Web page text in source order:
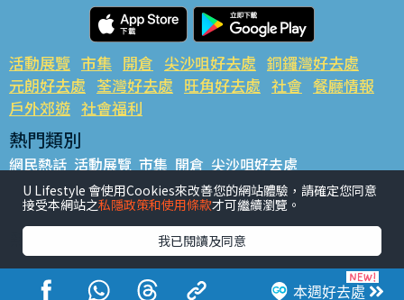
本週好去處
活動展覽 市集 開倉 尖沙咀好去處 銅鑼灣好去處
元朗好去處 荃灣好去處 旺角好去處 社會 餐廳情報
戶外郊遊 社會福利
熱門類別
網民熱話 活動展覽 市集 開倉 尖沙咀好去處
銅鑼灣好去處 元朗好去處 荃灣好去處 旺角好去處 社會
餐廳情報 戶外郊遊
熱門標籤
#UGO搵好去處 #人氣活動推介 #美食社群熱話
#親子玩樂好去處
#ULifestyle應用程式
#限時搶
U Lifestyle 會使用Cookies來改善您的網站體驗，請確定您同意
接受本網站之私隱政策和使用條款才可繼續瀏覽。
我已閱讀及同意